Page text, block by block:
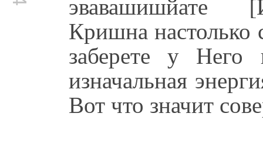
Кришна настолько
заберете у
изначальная
Вот что значит